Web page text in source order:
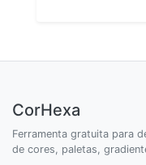
CorHexa
Ferramenta gratuita para
de cores, paletas,